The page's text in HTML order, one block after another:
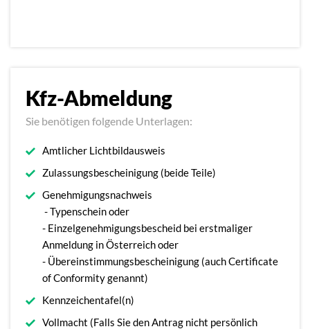
Kfz-Abmeldung
Sie benötigen folgende Unterlagen:
Amtlicher Lichtbildausweis
Zulassungsbescheinigung (beide Teile)
Genehmigungsnachweis
- Typenschein oder
- Einzelgenehmigungsbescheid bei erstmaliger
Anmeldung in Österreich oder
- Übereinstimmungsbescheinigung (auch Certificate
of Conformity genannt)
Kennzeichentafel(n)
Vollmacht (Falls Sie den Antrag nicht persönlich